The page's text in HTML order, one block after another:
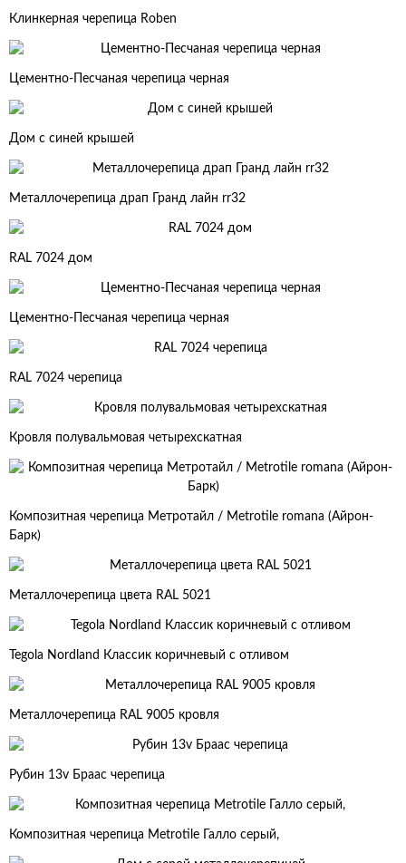
Клинкерная черепица Roben
Цементно-Песчаная черепица черная
Дом с синей крышей
Металлочерепица драп Гранд лайн rr32
RAL 7024 дом
Цементно-Песчаная черепица черная
RAL 7024 черепица
Кровля полувальмовая четырехскатная
Композитная черепица Метротайл / Metrotile romana (Айрон-
Барк)
Металлочерепица цвета RAL 5021
Tegola Nordland Классик коричневый с отливом
Металлочерепица RAL 9005 кровля
Рубин 13v Браас черепица
Композитная черепица Metrotile Галло серый,